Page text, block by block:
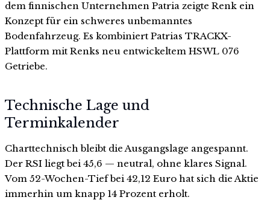
dem finnischen Unternehmen Patria zeigte Renk ein
Konzept für ein schweres unbemanntes
Bodenfahrzeug. Es kombiniert Patrias TRACKX-
Plattform mit Renks neu entwickeltem HSWL 076
Getriebe.
Technische Lage und
Terminkalender
Charttechnisch bleibt die Ausgangslage angespannt.
Der RSI liegt bei 45,6 — neutral, ohne klares Signal.
Vom 52-Wochen-Tief bei 42,12 Euro hat sich die Aktie
immerhin um knapp 14 Prozent erholt.